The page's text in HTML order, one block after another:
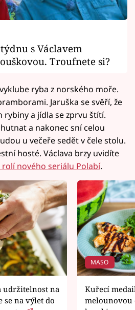
s Václavem
Troufnete si?
ryba z norského moře.
Jaruška se svěří, že
rybiny a jídla se zprvu štítí.
a nakonec sní celou
u večeře sedět v čele stolu.
hosté. Václava brzy uvidíte
rolí nového seriálu Polabí.
udržitelnost na
se na výlet do
MASO
Kuřecí
melounovou